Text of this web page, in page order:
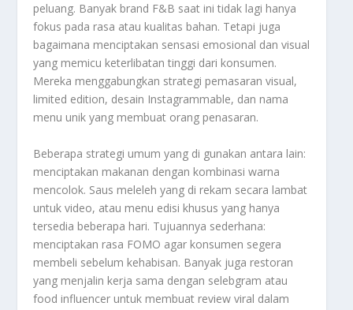
peluang. Banyak brand F&B saat ini tidak lagi hanya
fokus pada rasa atau kualitas bahan. Tetapi juga
bagaimana menciptakan sensasi emosional dan visual
yang memicu keterlibatan tinggi dari konsumen.
Mereka menggabungkan strategi pemasaran visual,
limited edition, desain Instagrammable, dan nama
menu unik yang membuat orang penasaran.
Beberapa strategi umum yang di gunakan antara lain:
menciptakan makanan dengan kombinasi warna
mencolok. Saus meleleh yang di rekam secara lambat
untuk video, atau menu edisi khusus yang hanya
tersedia beberapa hari. Tujuannya sederhana:
menciptakan rasa FOMO agar konsumen segera
membeli sebelum kehabisan. Banyak juga restoran
yang menjalin kerja sama dengan selebgram atau
food influencer untuk membuat review viral dalam